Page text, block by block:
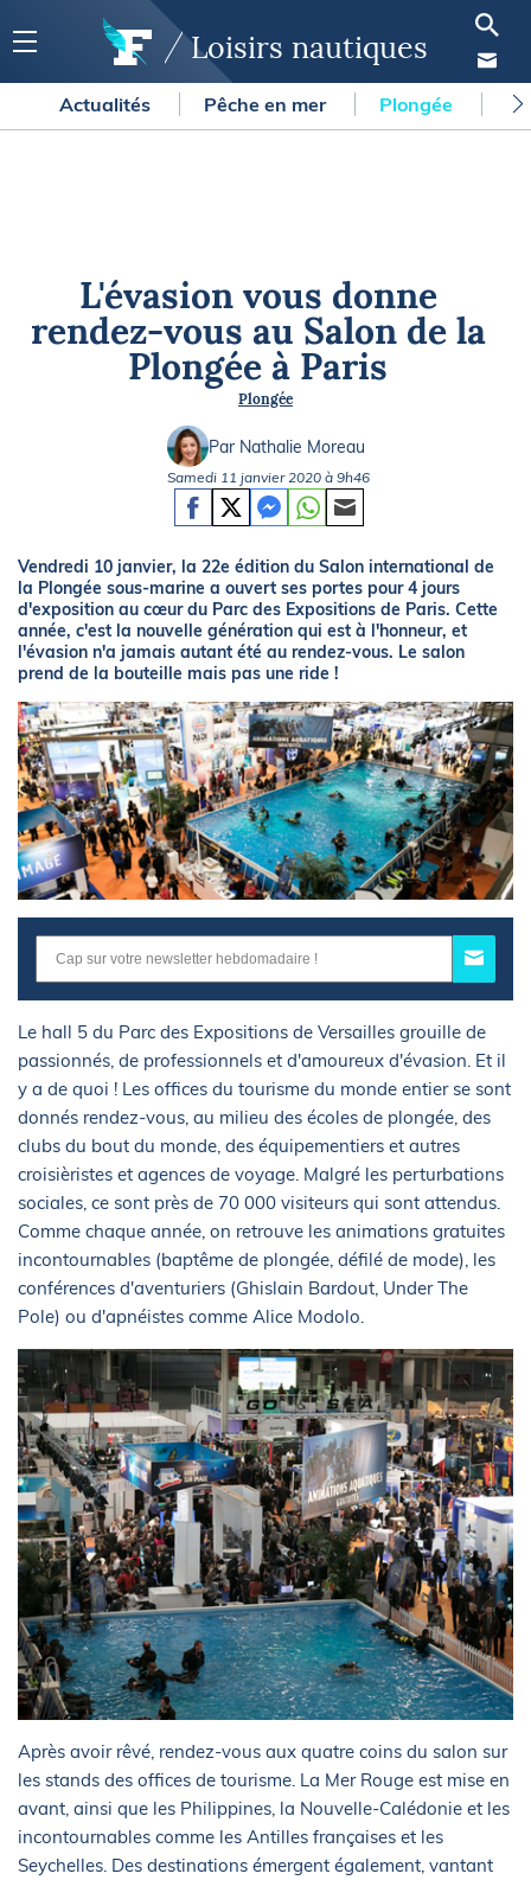
Loisirs nautiques
Actualités Pêche en mer Plongée
L'évasion vous donne
rendez-vous au Salon de la
Plongée à Paris
Plongée
Par Nathalie Moreau
Samedi 11 janvier 2020 à 9h46
Vendredi 10 janvier, la 22e édition du Salon international de
la Plongée sous-marine a ouvert ses portes pour 4 jours
d'exposition au cœur du Parc des Expositions de Paris. Cette
année, c'est la nouvelle génération qui est à l'honneur, et
l'évasion n'a jamais autant été au rendez-vous. Le salon
prend de la bouteille mais pas une ride !
Le hall 5 du Parc des Expositions de Versailles grouille de
passionnés, de professionnels et d'amoureux d'évasion. Et il
y a de quoi ! Les offices du tourisme du monde entier se sont
donnés rendez-vous, au milieu des écoles de plongée, des
clubs du bout du monde, des équipementiers et autres
croisièristes et agences de voyage. Malgré les perturbations
sociales, ce sont près de 70 000 visiteurs qui sont attendus.
Comme chaque année, on retrouve les animations gratuites
incontournables (baptême de plongée, défilé de mode), les
conférences d'aventuriers (Ghislain Bardout, Under The
Pole) ou d'apnéistes comme Alice Modolo.
Après avoir rêvé, rendez-vous aux quatre coins du salon sur
les stands des offices de tourisme. La Mer Rouge est mise en
avant, ainsi que les Philippines, la Nouvelle-Calédonie et les
incontournables comme les Antilles françaises et les
Seychelles. Des destinations émergent également, vantant